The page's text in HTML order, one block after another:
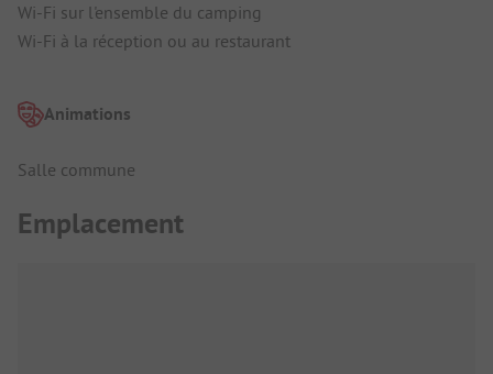
Wi-Fi sur l'ensemble du camping
Wi-Fi à la réception ou au restaurant
Animations
Salle commune
Emplacement